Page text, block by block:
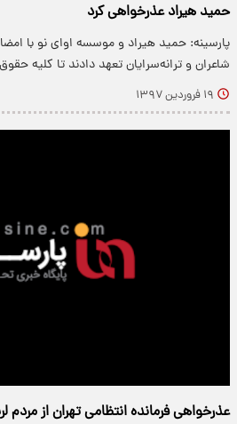
​حمید هیراد عذرخواهی کرد
پارسینه: حمید هیراد و موسسه اوای نو با
شاعران و ترانه‌سرایان تعهد دادند تا کلیه
۱۹ فروردین ۱۳۹۷
عذرخواهی فرمانده انتظامی تهران از مردم